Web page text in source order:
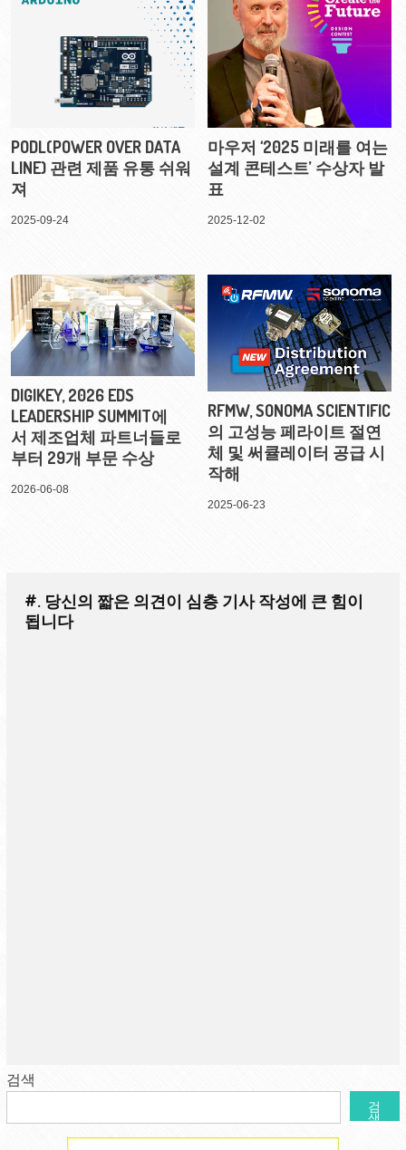
PODL(POWER OVER DATA
LINE) 관련 제품 유통 쉬워
져
2025-09-24
마우저 ‘2025 미래를 여는
설계 콘테스트’ 수상자 발
표
2025-12-02
DIGIKEY, 2026 EDS
LEADERSHIP SUMMIT에
서 제조업체 파트너들로
부터 29개 부문 수상
2026-06-08
RFMW, SONOMA SCIENTIFIC
의 고성능 페라이트 절연
체 및 써큘레이터 공급 시
작해
2025-06-23
#. 당신의 짧은 의견이 심층 기사 작성에 큰 힘이
됩니다
검색
검
색